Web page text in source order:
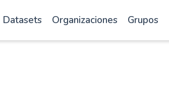
Datasets Organizaciones Grupos